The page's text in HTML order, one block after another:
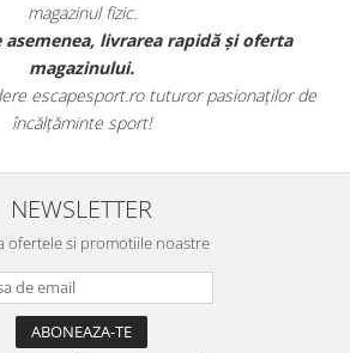
magazinul fizic.
livrarea rapidă și oferta
magazinului.
escapesport.ro tuturor pasionaților de
încălțăminte sport!
NEWSLETTER
ofertele si promotiile noastre